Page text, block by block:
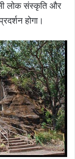
लोक संस्कृति और
होगा।